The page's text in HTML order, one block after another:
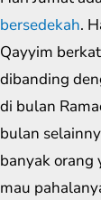
bersedekah.
Qayyim
dibanding
di bulan
bulan
banyak orang
mau